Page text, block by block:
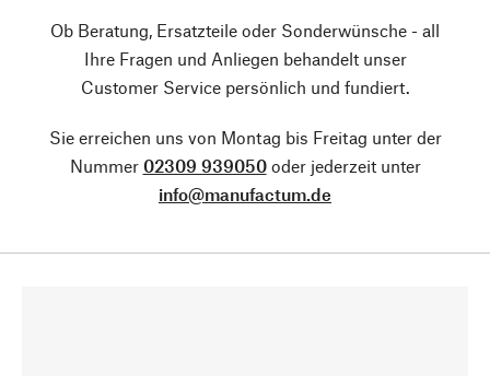
Ob Beratung, Ersatzteile oder Sonderwünsche - all
Ihre Fragen und Anliegen behandelt unser
Customer Service persönlich und fundiert.
Sie erreichen uns von Montag bis Freitag unter der
Nummer 02309 939050oder jederzeit unter
info@manufactum.de